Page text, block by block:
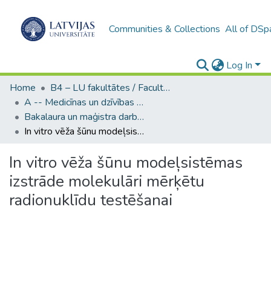
Communities & Collections All of
Log In
Home
B4 – LU fakultātes / Faculties of the UL
A -- Medicīnas un dzīvības zinātņu fakultāte / Faculty of Medicine and Life Sciences
Bakalaura un maģistra darbi (MDZF) / Bachelor's and Master's theses
In vitro vēža šūnu modeļsistēmas izstrāde molekulāri mērķētu radionuklīdu testēšanai
In vitro vēža šūnu modeļsistēmas
izstrāde molekulāri mērķētu
radionuklīdu testēšanai